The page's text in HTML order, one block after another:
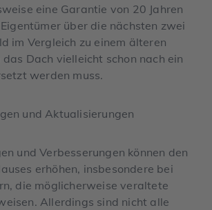
eine Garantie von 20 Jahren
über die nächsten zwei
im Vergleich zu einem älteren
Dach vielleicht schon nach ein
werden muss.
und Aktualisierungen
und Verbesserungen können den
erhöhen, insbesondere bei
die möglicherweise veraltete
Allerdings sind nicht alle